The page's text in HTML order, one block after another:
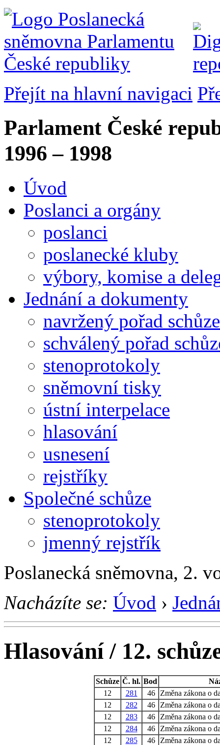
Přejít na hlavní navigaci
Parlament České
1996 – 1998
Úvod
Poslanci a orgány
poslanci
poslanecké kluby
výbory, komise a
Jednání a dokumenty
navržený pořad schůze
schválený pořad
stenoprotokoly
sněmovní tisky
ústní interpelace
hlasování
usnesení
rejstříky
Společné schůze
stenoprotokoly
jmenný rejstřík
Poslanecká sněmovna, 2.
Nacházíte se: Úvod ›
Hlasování / 12.
Schůze Č. hl. Bod
12
281 46
Změna zákona o
12
282 46
Změna zákona o
12
283 46
Změna zákona o
12
284 46
Změna zákona o
12
285 46
Změna zákona o